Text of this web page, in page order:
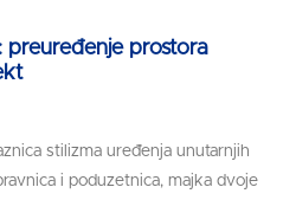
preuređenje prostora
stilizma uređenja unutarnjih
i poduzetnica, majka dvoje